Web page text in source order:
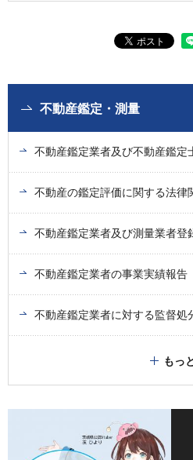
不動産鑑定・測量
不動産鑑定業者及び不動産鑑定
不動産の鑑定評価に関する法律
不動産鑑定業者及び測量業者登
不動産鑑定業者の事業実績報告
不動産鑑定業者に対する監督処
もっ